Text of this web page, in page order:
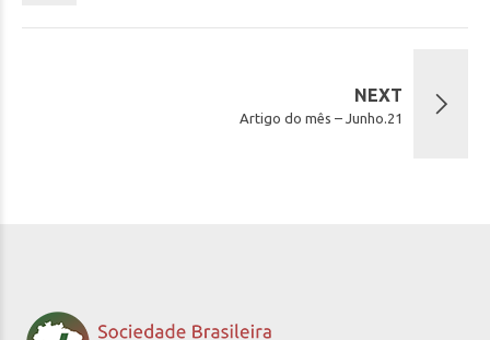
NEXT
Artigo do mês – Junho.21